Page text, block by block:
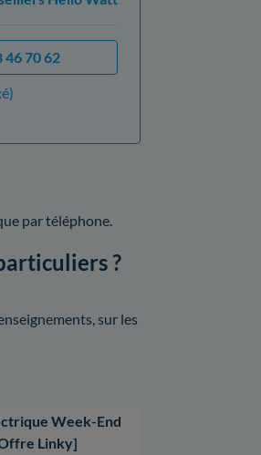
46 70 62
par téléphone.
?
sur les
Week-End
Linky]